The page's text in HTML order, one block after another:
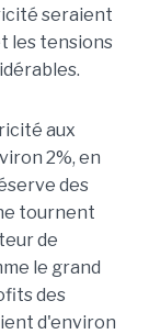
seraient
les tensions
aux
2%, en
des
tournent
de
le grand
des
d'environ